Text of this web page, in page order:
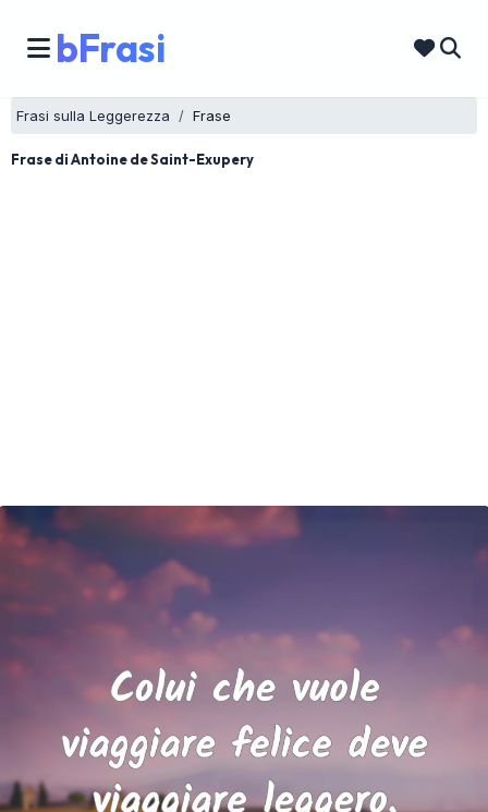
bFrasi
Frasi sulla Leggerezza Frase
Frase di Antoine de Saint-Exupery